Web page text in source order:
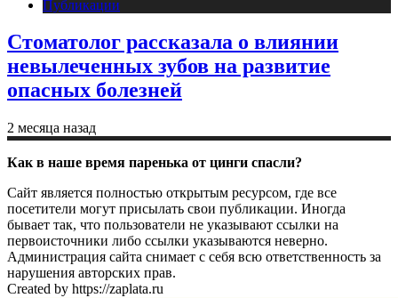
Публикации
Стоматолог рассказала о влиянии
невылеченных зубов на развитие
опасных болезней
2 месяца назад
Как в наше время паренька от цинги спасли?
Сайт является полностью открытым ресурсом, где все
посетители могут присылать свои публикации. Иногда
бывает так, что пользователи не указывают ссылки на
первоисточники либо ссылки указываются неверно.
Администрация сайта снимает с себя всю ответственность за
нарушения авторских прав.
Created by https://zaplata.ru